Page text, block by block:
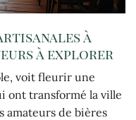
à
à explorer
voit fleurir une
ont transformé la ville
amateurs de bières